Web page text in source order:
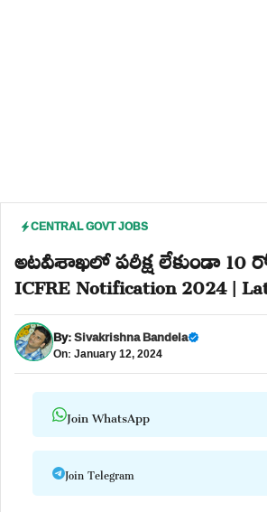
CENTRAL GOVT JOBS
అటవీశాఖలో పరీక్ష లేకుండా 10
ICFRE Notification 2024 |
By:Sivakrishna Bandela
On: January 12, 2024
Join WhatsApp
Join Telegram